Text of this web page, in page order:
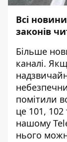
Всі
законів
Більше
каналі.
помітили
це 101,
нашому
нього